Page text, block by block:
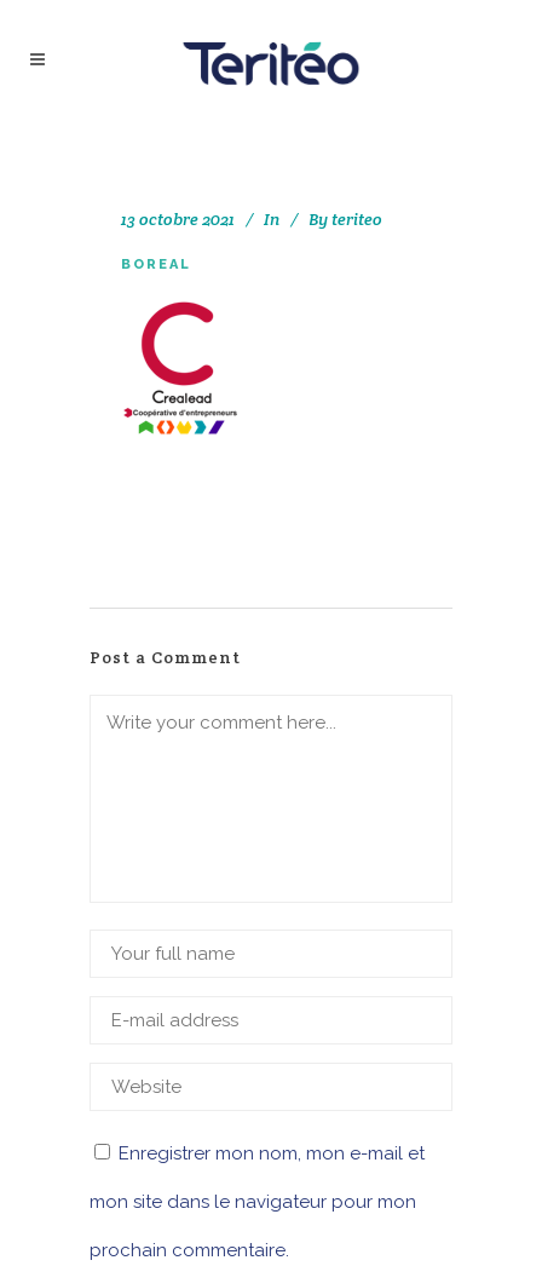
13 octobre 2021 In Byteriteo
BOREAL
Post a Comment
Enregistrer mon nom, mon e-mail et
mon site dans le navigateur pour mon
prochain commentaire.